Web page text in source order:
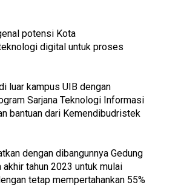
potensi Kota
digital untuk proses
luar kampus UIB dengan
Sarjana Teknologi Informasi
bantuan dari Kemendibudristek
dengan dibangunnya Gedung
tahun 2023 untuk mulai
tetap mempertahankan 55%